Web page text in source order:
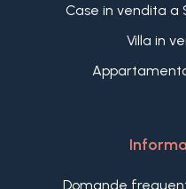
Case in vendita a
Villa in
Domande